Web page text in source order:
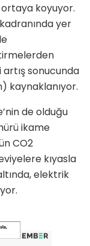
koyuyor.
yer
sonucunda
kaynaklanıyor.
de olduğu
ikame
CO2
kıyasla
elektrik